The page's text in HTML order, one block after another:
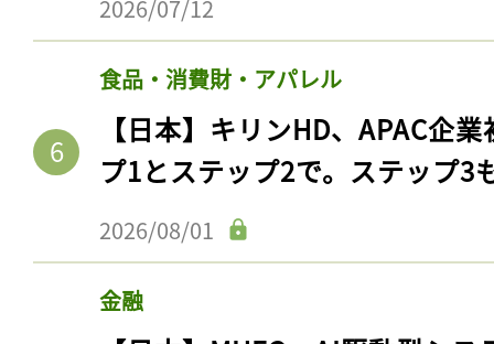
2026/07/12
食品・消費財・アパレル
【日本】キリンHD、APAC企
プ1とステップ2で。ステップ3
2026/08/01
金融
記事をお気に入りに